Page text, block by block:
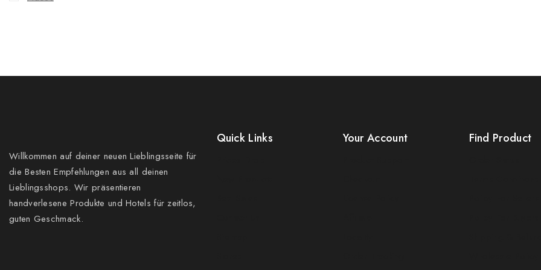
Willkommen auf deiner neuen Lieblingsseite für
die Besten Empfehlungen aus all deinen
Lieblingsshops. Wir präsentieren
handverlesene Produkte und Hotels für zeitlos,
guten Geschmack.
Quick Links Your Account Find Product